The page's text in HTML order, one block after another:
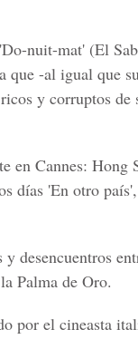
nuit-mat' (El
que -al igual que
y corruptos de
en Cannes: Hong
días 'En otro
desencuentros
Palma de Oro.
por el cineasta